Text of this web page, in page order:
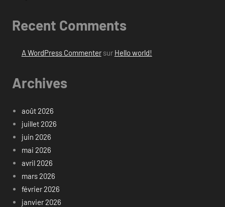
Recent Comments
A WordPress Commentersur Hello world!
Archives
août 2026
juillet 2026
juin 2026
mai 2026
avril 2026
mars 2026
février 2026
janvier 2026